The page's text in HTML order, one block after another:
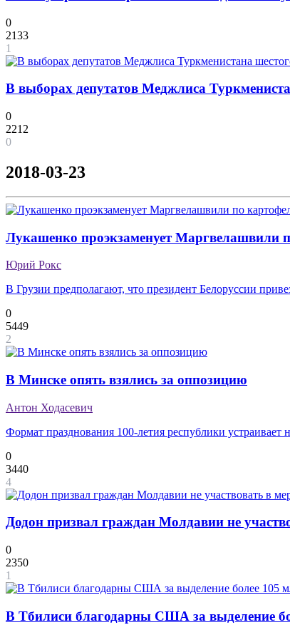
0
2133
1
В выборах депутатов Меджлиса
0
2212
0
2018-03-23
Лукашенко проэкзаменует Маргвелашвили
Юрий Рокс
В Грузии предполагают, что президент Белоруссии
0
5449
2
В Минске опять взялись за оппозицию
Антон Ходасевич
Формат празднования 100-летия республики устраивает
0
3440
4
Додон призвал граждан Молдавии не
0
2350
1
В Тбилиси благодарны США за выделение